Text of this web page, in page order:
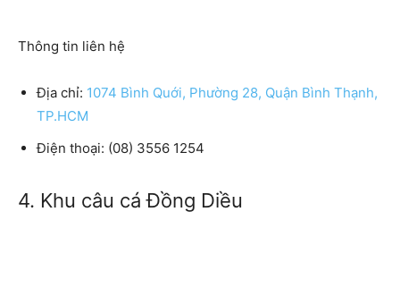
Thông tin liên hệ
Địa chỉ: 1074 Bình Quới, Phường 28, Quận Bình Thạnh,
TP.HCM
Điện thoại: (08) 3556 1254
4. Khu câu cá Đồng Diều